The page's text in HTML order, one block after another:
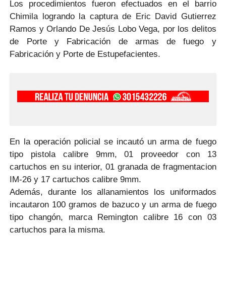
Los procedimientos fueron efectuados en el barrio
Chimila logrando la captura de Eric David Gutierrez
Ramos y Orlando De Jesús Lobo Vega, por los delitos
de Porte y Fabricación de armas de fuego y
Fabricación y Porte de Estupefacientes.
En la operación policial se incautó un arma de fuego
tipo pistola calibre 9mm, 01 proveedor con 13
cartuchos en su interior, 01 granada de fragmentacion
IM-26 y 17 cartuchos calibre 9mm.
Además, durante los allanamientos los uniformados
incautaron 100 gramos de bazuco y un arma de fuego
tipo changón, marca Remington calibre 16 con 03
cartuchos para la misma.